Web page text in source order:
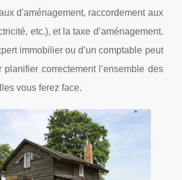
d'aménagement, raccordement aux
etc.), et la taxe d’aménagement.
immobilier ou d’un comptable peut
planifier correctement l’ensemble des
vous ferez face.